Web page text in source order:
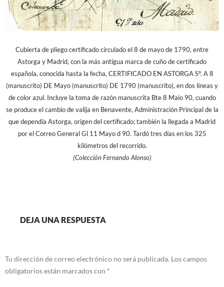
Cubierta de pliego certificado circulado el 8 de mayo de 1790, entre
Astorga y Madrid, con la más antigua marca de cuño de certificado
española, conocida hasta la fecha, CERTIFICADO EN ASTORGA Sº. A 8
(manuscrito) DE Mayo (manuscrito) DE 1790 (manuscrito), en dos líneas y
de color azul. Incluye la toma de razón manuscrita Bte 8 Maio 90, cuando
se produce el cambio de valija en Benavente, Administración Principal de la
que dependía Astorga, origen del certificado; también la llegada a Madrid
por el Correo General Gl 11 Mayo d 90. Tardó tres días en los 325
kilómetros del recorrido.
(Colección Fernando Alonso)
DEJA UNA RESPUESTA
Tu dirección de correo electrónico no será publicada. Los campos
obligatorios están marcados con *